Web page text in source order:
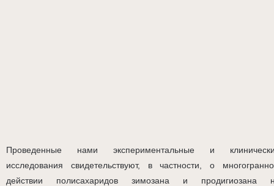
Проведенные нами экспериментальные и
исследования свидетельствуют, в частности, о
действии полисахаридов зимозана и продигиозана